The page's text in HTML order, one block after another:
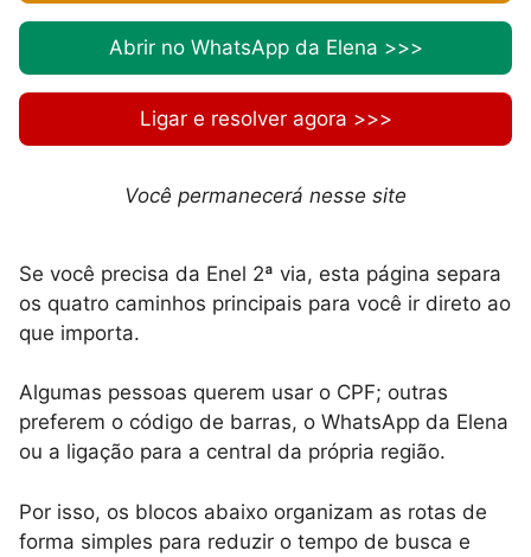
Abrir no WhatsApp da Elena >>>
Ligar e resolver agora >>>
Você permanecerá nesse site
Se você precisa da Enel 2ª via, esta página separa
os quatro caminhos principais para você ir direto ao
que importa.
Algumas pessoas querem usar o CPF; outras
preferem o código de barras, o WhatsApp da Elena
ou a ligação para a central da própria região.
Por isso, os blocos abaixo organizam as rotas de
forma simples para reduzir o tempo de busca e